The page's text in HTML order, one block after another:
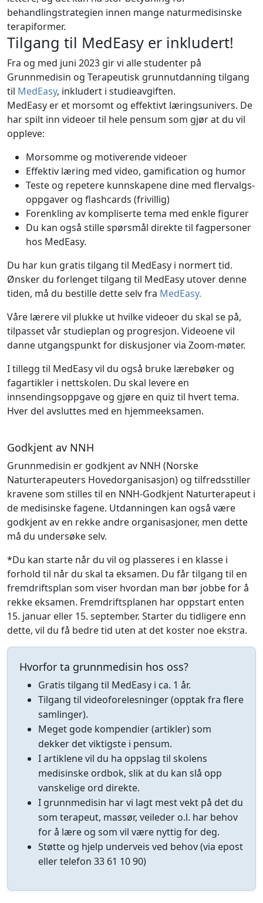
behandlingstrategien innen mange naturmedisinske
terapiformer.
Tilgang til MedEasy er inkludert!
Fra og med juni 2023 gir vi alle studenter på
Grunnmedisin og Terapeutisk grunnutdanning tilgang
til MedEasy, inkludert i studieavgiften.
MedEasy er et morsomt og effektivt læringsunivers. De
har spilt inn videoer til hele pensum som gjør at du vil
oppleve:
Morsomme og motiverende videoer
Effektiv læring med video, gamification og humor
Teste og repetere kunnskapene dine med flervalgs­
oppgaver og flashcards (frivillig)
Forenkling av kompliserte tema med enkle figurer
Du kan også stille spørsmål direkte til fagpersoner
hos MedEasy.
Du har kun gratis tilgang til MedEasy i normert tid.
Ønsker du forlenget tilgang til MedEasy utover denne
tiden, må du bestille dette selv fra MedEasy.
Våre lærere vil plukke ut hvilke videoer du skal se på,
tilpasset vår studieplan og progresjon. Videoene vil
danne utgangspunkt for diskusjoner via Zoom-møter.
I tillegg til MedEasy vil du også bruke lærebøker og
fagartikler i nettskolen. Du skal levere en
innsendingsoppgave og gjøre en quiz til hvert tema.
Hver del avsluttes med en hjemmeeksamen.
Godkjent av NNH
Grunnmedisin er godkjent av NNH (Norske
Naturterapeuters Hovedorganisasjon) og tilfredsstiller
kravene som stilles til en NNH-Godkjent Naturterapeut i
de medisinske fagene. Utdanningen kan også være
godkjent av en rekke andre organisasjoner, men dette
må du undersøke selv.
*Du kan starte når du vil og plasseres i en klasse i
forhold til når du skal ta eksamen. Du får tilgang til en
fremdriftsplan som viser hvordan man bør jobbe for å
rekke eksamen. Fremdriftsplanen har oppstart enten
15. januar eller 15. september. Starter du tidligere enn
dette, vil du få bedre tid uten at det koster noe ekstra.
Hvorfor ta grunnmedisin hos oss?
Gratis tilgang til MedEasy i ca. 1 år.
Tilgang til videoforelesninger (opptak fra flere
samlinger).
Meget gode kompendier (artikler) som
dekker det viktigste i pensum.
I artiklene vil du ha oppslag til skolens
medisinske ordbok, slik at du kan slå opp
vanskelige ord direkte.
I grunnmedisin har vi lagt mest vekt på det du
som terapeut, massør, veileder o.l. har behov
for å lære og som vil være nyttig for deg.
Støtte og hjelp underveis ved behov (via epost
eller telefon 33 61 10 90)